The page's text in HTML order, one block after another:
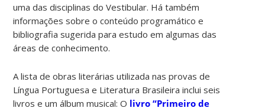
uma das disciplinas do Vestibular. Há também
informações sobre o conteúdo programático e
bibliografia sugerida para estudo em algumas das
áreas de conhecimento.
A lista de obras literárias utilizada nas provas de
Língua Portuguesa e Literatura Brasileira inclui seis
livros e um álbum musical: O livro “Primeiro de